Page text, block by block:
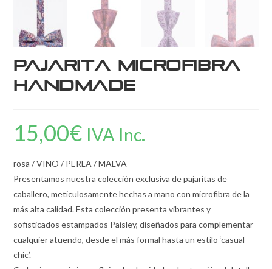
Pajarita Microfibra
Handmade
15,00€ IVA Inc.
rosa / VINO / PERLA / MALVA
Presentamos nuestra colección exclusiva de pajaritas de
caballero, meticulosamente hechas a mano con microfibra de la
más alta calidad. Esta colección presenta vibrantes y
sofisticados estampados Paisley, diseñados para complementar
cualquier atuendo, desde el más formal hasta un estilo ‘casual
chic’.